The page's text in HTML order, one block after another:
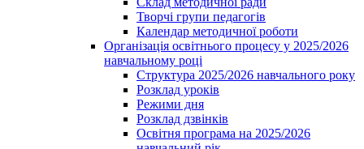
Творчі групи педагогів
Календар методичної роботи
Організація освітнього процесу у 2025/2026
навчальному році
Структура 2025/2026 навчального року
Розклад уроків
Режими дня
Розклад дзвінків
Освітня програма на 2025/2026